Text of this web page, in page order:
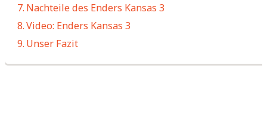
Nachteile des Enders Kansas 3
Video: Enders Kansas 3
Unser Fazit